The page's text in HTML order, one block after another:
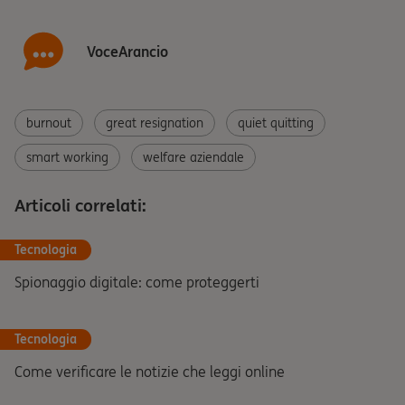
VoceArancio
burnout great resignation quiet quitting
smart working welfare aziendale
Articoli correlati:
Tecnologia
Spionaggio digitale: come proteggerti
Tecnologia
Come verificare le notizie che leggi online